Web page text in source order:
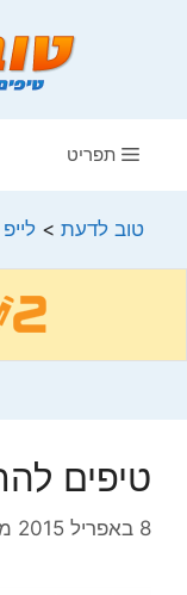
תפריט
טוב לדעת >
טיפים
8 באפריל 2015